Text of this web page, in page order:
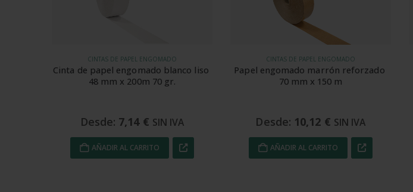
CINTAS DE PAPEL ENGOMADO
Cinta de papel engomado blanco liso
48 mm x 200m 70 gr.
Desde: 7,14 € SIN IVA
AÑADIR AL CARRITO
CINTAS DE PAPEL ENGOMADO
Papel engomado marrón reforzado
70 mm x 150 m
Desde: 10,12 € SIN IVA
AÑADIR AL CARRITO